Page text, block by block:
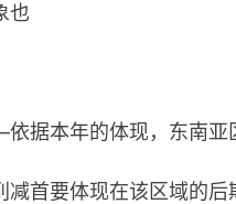
也
据本年的体现，东南亚
减首要体现在该区域的